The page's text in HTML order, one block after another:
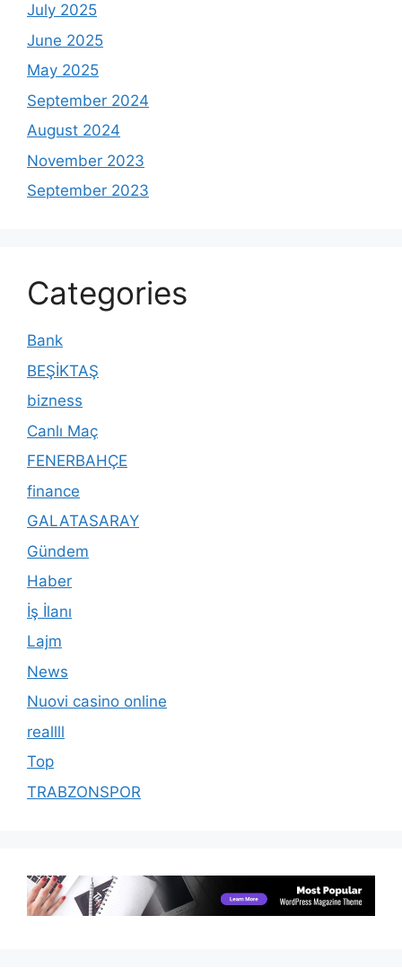
July 2025
June 2025
May 2025
September 2024
August 2024
November 2023
September 2023
Categories
Bank
BEŞİKTAŞ
bizness
Canlı Maç
FENERBAHÇE
finance
GALATASARAY
Gündem
Haber
İş İlanı
Lajm
News
Nuovi casino online
reallll
Top
TRABZONSPOR